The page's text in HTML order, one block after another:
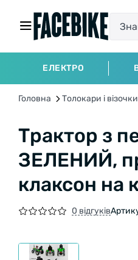
ЕЛЕКТРО
Головна Толокари і візочки
Трактор з
ЗЕЛЕНИЙ,
клаксон на
0 відгуків